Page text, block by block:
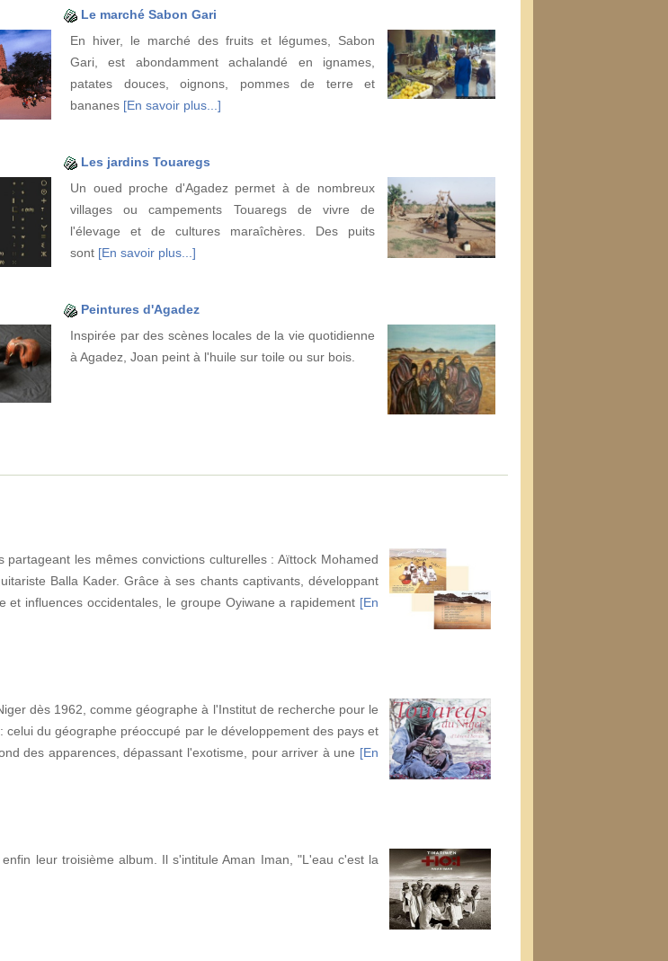
Le marché Sabon Gari
En hiver, le marché des fruits et légumes, Sabon
Gari, est abondamment achalandé en ignames,
patates douces, oignons, pommes de terre et
bananes [En savoir plus...]
Les jardins Touaregs
Un oued proche d'Agadez permet à de nombreux
villages ou campements Touaregs de vivre de
l'élevage et de cultures maraîchères. Des puits
sont [En savoir plus...]
Peintures d'Agadez
Inspirée par des scènes locales de la vie quotidienne
à Agadez, Joan peint à l'huile sur toile ou sur bois.
les mêmes convictions culturelles : Aïttock Mohamed
Balla Kader. Grâce à ses chants captivants, développant
influences occidentales, le groupe Oyiwane a rapidement [En
dès 1962, comme géographe à l'Institut de recherche pour le
du géographe préoccupé par le développement des pays et
des apparences, dépassant l'exotisme, pour arriver à une [En
leur troisième album. Il s'intitule Aman Iman, "L'eau c'est la